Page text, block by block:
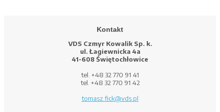
Kontakt
VDS Czmyr Kowalik Sp. k.
ul. Łagiewnicka 4a
41-608 Świętochłowice
tel. +48 32 770 91 41
tel. +48 32 770 91 42
tomasz.fick@vds.pl